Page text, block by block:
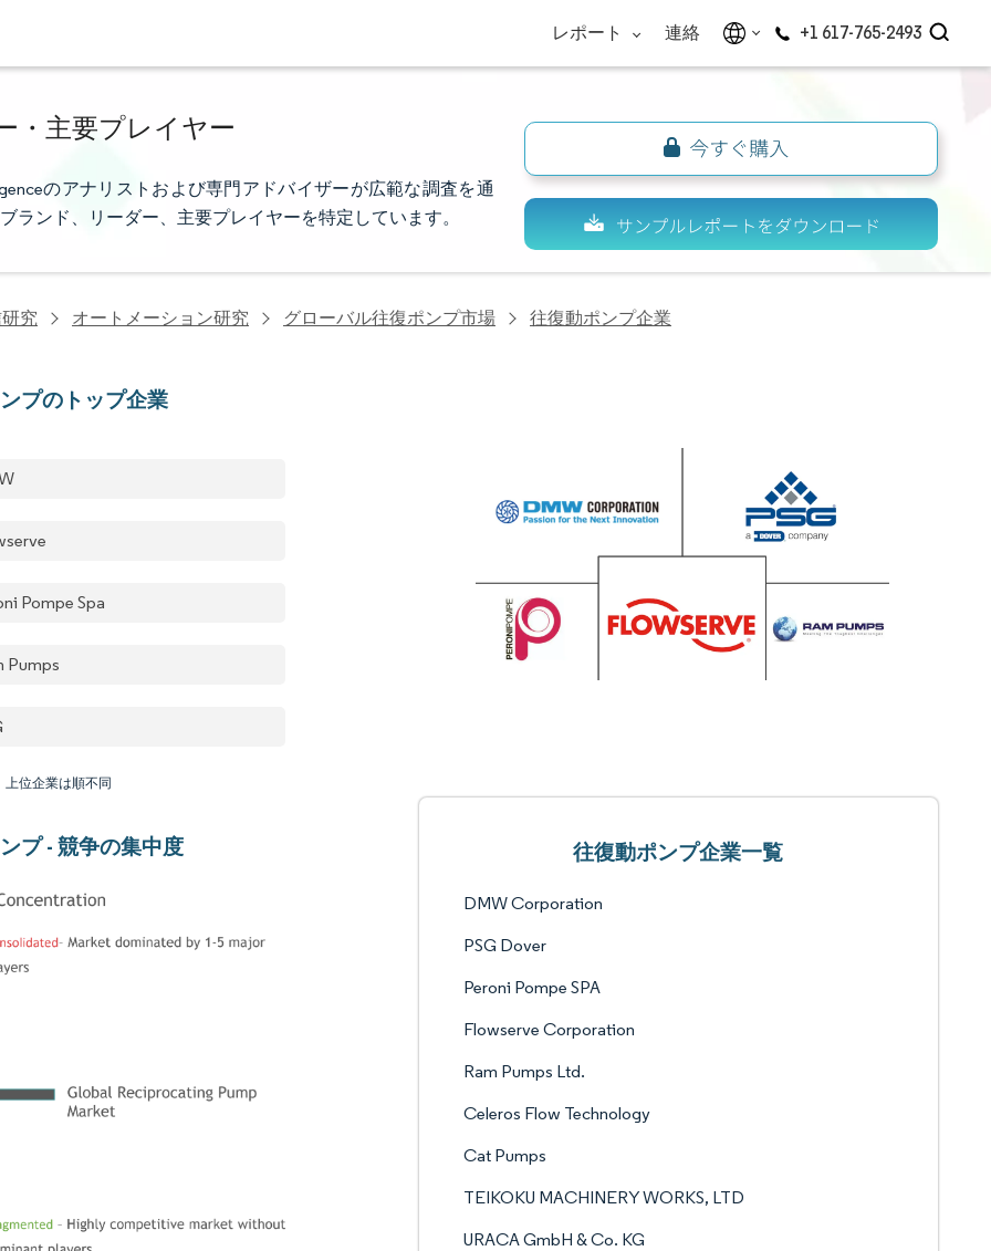
レポート 連絡 +1 617-765-2493
・主要プレイヤー
のアナリストおよび専門アドバイザーが広範な調査を通
ランド、リーダー、主要プレイヤーを特定しています。
究 オートメーション研究 グローバル往復ポンプ市場 往復動ポンプ企業
プのトップ企業
Pompe Spa
Pumps
上位企業は順不同
プ - 競争の集中度 往復動ポンプ企業一覧
DMW Corporation
PSG Dover
Peroni Pompe SPA
Flowserve Corporation
Ram Pumps Ltd.
Celeros Flow Technology
Cat Pumps
TEIKOKU MACHINERY WORKS, LTD
URACA GmbH & Co. KG